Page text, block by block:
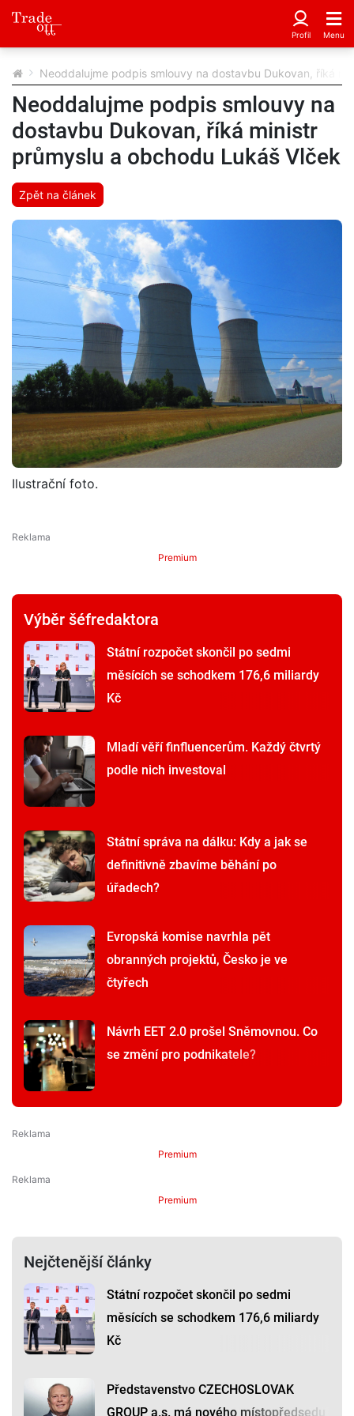
Neoddalujme podpis smlouvy na dostavbu Dukovan, říká
Neoddalujme podpis smlouvy na
dostavbu Dukovan, říká ministr
průmyslu a obchodu Lukáš Vlček
Zpět na článek
Ilustrační foto.
Premium
Výběr šéfredaktora
Státní rozpočet skončil po sedmi
měsících se schodkem 176,6 miliardy
Kč
Mladí věří finfluencerům. Každý čtvrtý
podle nich investoval
Státní správa na dálku: Kdy a jak se
definitivně zbavíme běhání po
úřadech?
Evropská komise navrhla pět
obranných projektů, Česko je ve
čtyřech
Návrh EET 2.0 prošel Sněmovnou. Co
se změní pro podnikatele?
Premium
Premium
Nejčtenější články
Státní rozpočet skončil po sedmi
měsících se schodkem 176,6 miliardy
Kč
Představenstvo CZECHOSLOVAK
GROUP a.s. má nového místopředsedu